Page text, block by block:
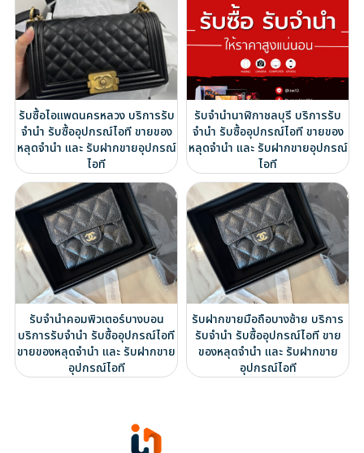
รับซื้อไอแพดนครหลวง บริการรับ
จำนำ รับซื้ออุปกรณ์ไอที ขายของ
หลุดจำนำ และ รับฝากขายอุปกรณ์
ไอที
รับจำนำนาฬิกาชลบุรี บริการรับ
จำนำ รับซื้ออุปกรณ์ไอที ขายของ
หลุดจำนำ และ รับฝากขายอุปกรณ์
ไอที
รับจำนำคอมพิวเตอร์บางบอน
บริการรับจำนำ รับซื้ออุปกรณ์ไอที
ขายของหลุดจำนำ และ รับฝากขาย
อุปกรณ์ไอที
รับฝากขายมือถือบางซ้าย บริการ
รับจำนำ รับซื้ออุปกรณ์ไอที ขาย
ของหลุดจำนำ และ รับฝากขาย
อุปกรณ์ไอที